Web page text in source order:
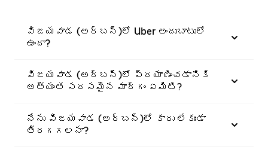
విజయవాడ (అర్బన్)లో Uber అందుబాటులో
ఉందా?
విజయవాడ (అర్బన్)లో ప్రయాణించడానికి
అత్యంత సరసమైన మార్గం ఏమిటి?
నేను విజయవాడ (అర్బన్)లో కారు లేకుండా
తిరగగలనా?